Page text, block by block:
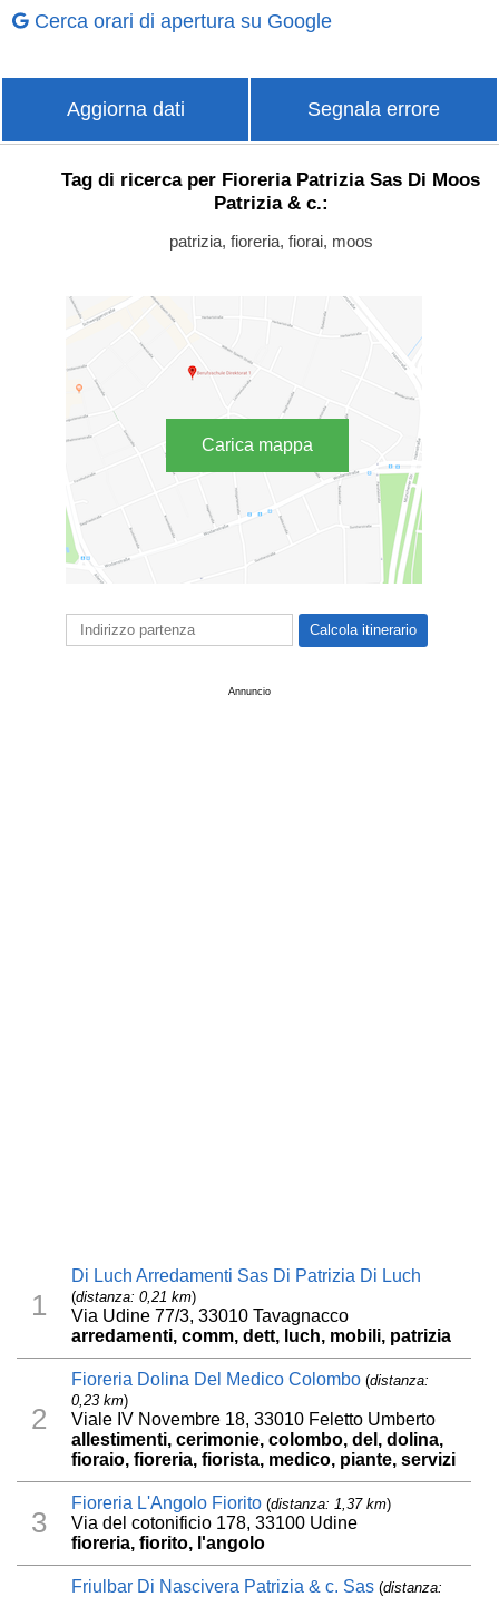
Cerca orari di apertura su Google
Aggiorna dati Segnala errore
Tag di ricerca per Fioreria Patrizia Sas Di Moos
Patrizia & c.:
patrizia, fioreria, fiorai, moos
Carica mappa
Annuncio
1
Di Luch Arredamenti Sas Di Patrizia Di Luch
(distanza: 0,21 km)
Via Udine 77/3, 33010 Tavagnacco
arredamenti, comm, dett, luch, mobili, patrizia
2
Fioreria Dolina Del Medico Colombo (distanza:
0,23 km)
Viale IV Novembre 18, 33010 Feletto Umberto
allestimenti, cerimonie, colombo, del, dolina,
fioraio, fioreria, fiorista, medico, piante, servizi
3
Fioreria L'Angolo Fiorito (distanza: 1,37 km)
Via del cotonificio 178, 33100 Udine
fioreria, fiorito, l'angolo
Friulbar Di Nascivera Patrizia & c. Sas (distanza: